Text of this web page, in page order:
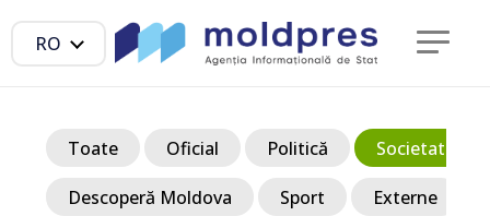
RO
Toate Oficial Politică Societate
Descoperă Moldova Sport Externe